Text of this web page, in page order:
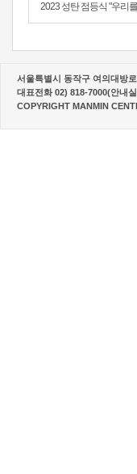
2023 성탄 점등식 "우리를
서울특별시 동작구 여의대방
대표전화 02) 818-7000(안내
COPYRIGHT MANMIN